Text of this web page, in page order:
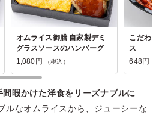
オムライス御膳 自家製デミ
グラスソースのハンバーグ
1,080円
（税込）
こだわ
ス
648円
暇かけた洋食をリーズナブルに
ルなオムライスから、ジューシーな